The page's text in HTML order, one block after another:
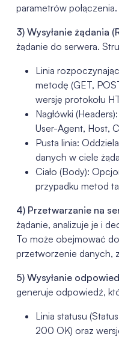
parametrów połączenia.
3) Wysyłanie żądania
żądanie do serwera.
Linia
metodę (GET,
wersję protokołu
Nagłówki
User-Agent, Host,
Pusta linia:
danych w ciele
Ciało (Body):
przypadku metod
4) Przetwarzanie na
żądanie, analizuje je i
To może obejmować
przetworzenie danych,
5) Wysyłanie
generuje odpowiedź,
Linia statusu
200 OK) oraz